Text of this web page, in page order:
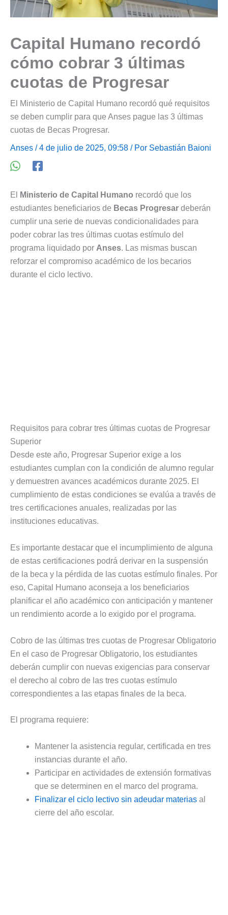
Capital Humano recordó
cómo cobrar 3 últimas
cuotas de Progresar
El Ministerio de Capital Humano recordó qué requisitos
se deben cumplir para que Anses pague las 3 últimas
cuotas de Becas Progresar.
Anses / 4 de julio de 2025, 09:58 / Por Sebastián Baioni
El Ministerio de Capital Humano recordó que los
estudiantes beneficiarios de Becas Progresar deberán
cumplir una serie de nuevas condicionalidades para
poder cobrar las tres últimas cuotas estímulo del
programa liquidado por Anses. Las mismas buscan
reforzar el compromiso académico de los becarios
durante el ciclo lectivo.
Requisitos para cobrar tres últimas cuotas de Progresar
Superior
Desde este año, Progresar Superior exige a los
estudiantes cumplan con la condición de alumno regular
y demuestren avances académicos durante 2025. El
cumplimiento de estas condiciones se evalúa a través de
tres certificaciones anuales, realizadas por las
instituciones educativas.
Es importante destacar que el incumplimiento de alguna
de estas certificaciones podrá derivar en la suspensión
de la beca y la pérdida de las cuotas estímulo finales. Por
eso, Capital Humano aconseja a los beneficiarios
planificar el año académico con anticipación y mantener
un rendimiento acorde a lo exigido por el programa.
Cobro de las últimas tres cuotas de Progresar Obligatorio
En el caso de Progresar Obligatorio, los estudiantes
deberán cumplir con nuevas exigencias para conservar
el derecho al cobro de las tres cuotas estímulo
correspondientes a las etapas finales de la beca.
El programa requiere:
Mantener la asistencia regular, certificada en tres
instancias durante el año.
Participar en actividades de extensión formativas
que se determinen en el marco del programa.
Finalizar el ciclo lectivo sin adeudar materias al
cierre del año escolar.